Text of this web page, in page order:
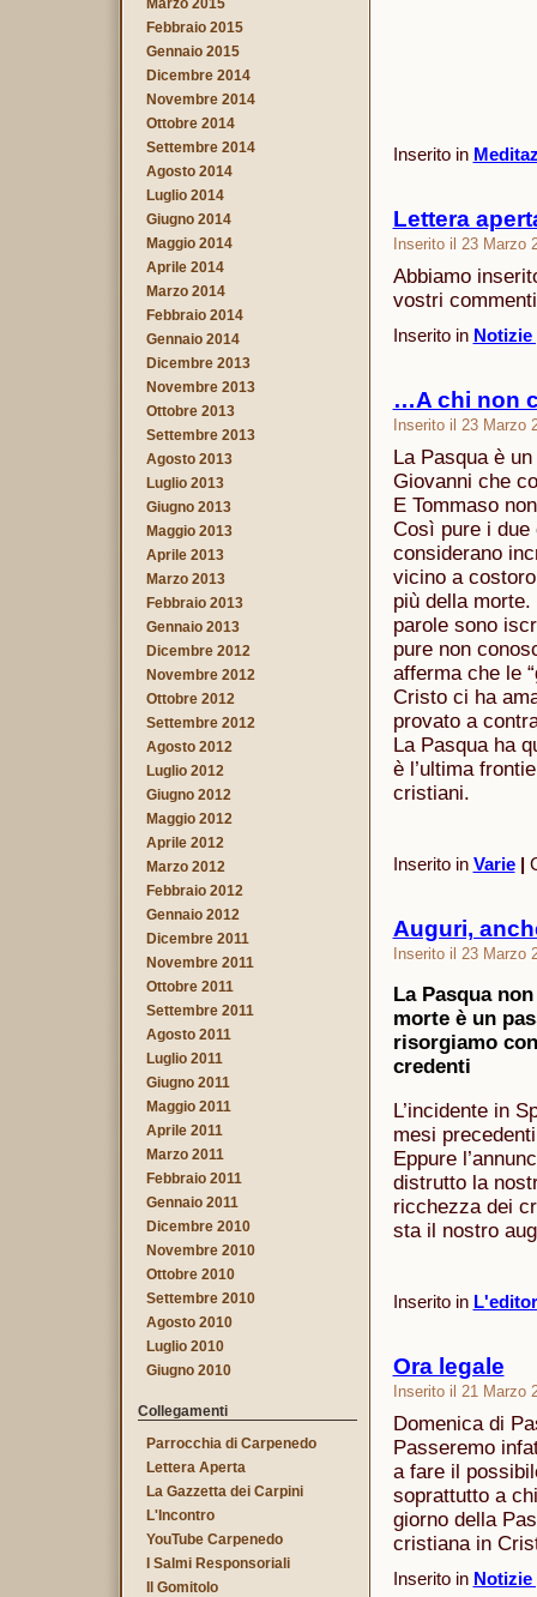
Inserito in
Lettera
Inserito il 23 Marzo
Abbiamo
vostri
Inserito in
…A chi non
Inserito il 23 Marzo
La Pasqua è
Giovanni che
E Tommaso
Così pure i due
considerano
vicino a
più della morte.
parole sono
pure non
afferma che le
Cristo ci ha
provato a
La Pasqua ha
è l’ultima
cristiani.
Inserito in Varie |
Auguri,
Inserito il 23 Marzo
La Pasqua
morte è un
risorgiamo
credenti
L’incidente in
mesi
Eppure
distrutto la
ricchezza dei
sta il nostro
Inserito in
Ora legale
Inserito il 21 Marzo
Domenica di
Passeremo
a fare il
soprattutto a
giorno della
cristiana in
Inserito in
Marzo 2015
Febbraio 2015
Gennaio 2015
Dicembre 2014
Novembre 2014
Ottobre 2014
Settembre 2014
Agosto 2014
Luglio 2014
Giugno 2014
Maggio 2014
Aprile 2014
Marzo 2014
Febbraio 2014
Gennaio 2014
Dicembre 2013
Novembre 2013
Ottobre 2013
Settembre 2013
Agosto 2013
Luglio 2013
Giugno 2013
Maggio 2013
Aprile 2013
Marzo 2013
Febbraio 2013
Gennaio 2013
Dicembre 2012
Novembre 2012
Ottobre 2012
Settembre 2012
Agosto 2012
Luglio 2012
Giugno 2012
Maggio 2012
Aprile 2012
Marzo 2012
Febbraio 2012
Gennaio 2012
Dicembre 2011
Novembre 2011
Ottobre 2011
Settembre 2011
Agosto 2011
Luglio 2011
Giugno 2011
Maggio 2011
Aprile 2011
Marzo 2011
Febbraio 2011
Gennaio 2011
Dicembre 2010
Novembre 2010
Ottobre 2010
Settembre 2010
Agosto 2010
Luglio 2010
Giugno 2010
Collegamenti
Parrocchia di Carpenedo
Lettera Aperta
La Gazzetta dei Carpini
L'Incontro
YouTube Carpenedo
I Salmi Responsoriali
Il Gomitolo